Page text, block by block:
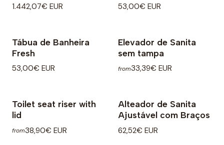
1.442,07€ EUR 53,00€ EUR
Tábua de Banheira
Fresh
53,00€ EUR
Elevador de Sanita
sem tampa
from33,39€ EUR
Toilet seat riser with
lid
from38,90€ EUR
Alteador de Sanita
Ajustável com Braços
62,52€ EUR